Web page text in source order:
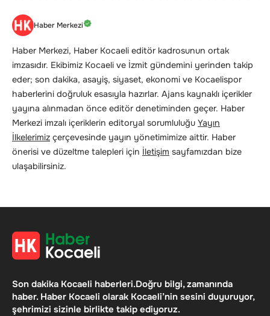
Haber Merkezi
Haber Merkezi, Haber Kocaeli editör kadrosunun ortak
imzasıdır. Ekibimiz Kocaeli ve İzmit gündemini yerinden takip
eder; son dakika, asayiş, siyaset, ekonomi ve Kocaelispor
haberlerini doğruluk esasıyla hazırlar. Ajans kaynaklı içerikler
yayına alınmadan önce editör denetiminden geçer. Haber
Merkezi imzalı içeriklerin editoryal sorumluluğu Yayın
İlkelerimiz çerçevesinde yayın yönetimimize aittir. Haber
önerisi ve düzeltme talepleri için İletişim sayfamızdan bize
ulaşabilirsiniz.
Son dakika Kocaeli haberleri.Doğru bilgi, zamanında
haber. Haber Kocaeli olarak Kocaeli’nin sesini duyuruyor,
şehrimizi sizinle birlikte takip ediyoruz.